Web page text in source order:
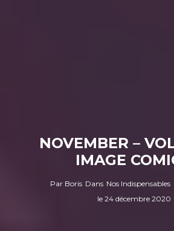
NOVEMBER –
IMAGE
Par Boris Dans Nos Indispensables
le 24 décembre 2020